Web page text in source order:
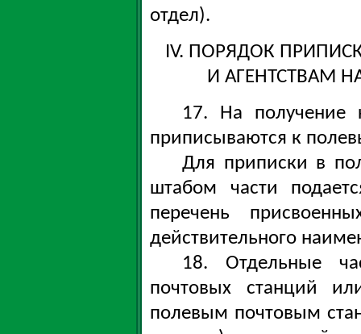
отдел).
IV. ПОРЯДОК
И АГЕНТСТВАМ
17. На получение
приписываются к
Для приписки в
штабом части
перечень
действительного
18. Отдельные
почтовых станций
полевым почтовым